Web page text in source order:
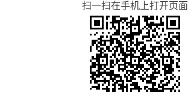
扫一扫在手机上打开页面